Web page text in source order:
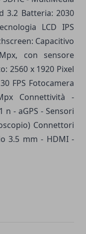
3.2 Batteria: 2030
LCD IPS
Capacitivo
con sensore
2560 x 1920 Pixel
FPS Fotocamera
Connettività -
n - aGPS - Sensori
Connettori
3.5 mm - HDMI -